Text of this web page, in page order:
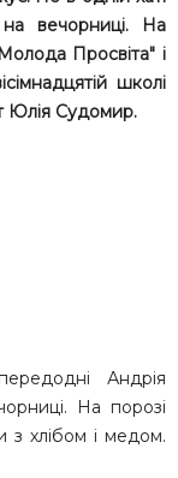
вечорниці. На
Просвіта" і
школі
Юлія Судомир.
Андрія
На порозі
з хлібом і медом.